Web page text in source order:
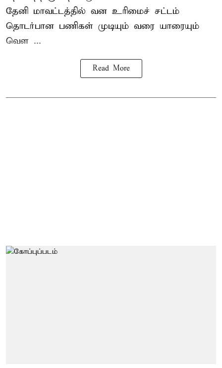
தேனி மாவட்டத்தில் வன உரிமைச் சட்டம்
தொடர்பான பணிகள் முடியும் வரை யாரையும்
வெள ...
Read More